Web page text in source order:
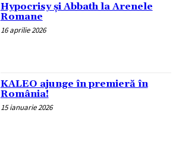
Hypocrisy și Abbath la Arenele
Romane
16 aprilie 2026
KALEO ajunge în premieră în
România!
15 ianuarie 2026